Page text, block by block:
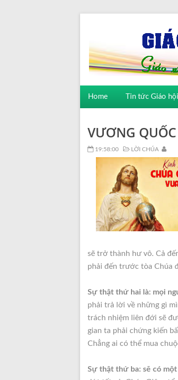
Home Tin tức Giáo hội
VƯƠNG
19:58:00 LỜI CHÚA
sẽ trở thành hư vô. Cả
phải đến trước tòa Chúa
Sự thật thứ hai là: mọi
phải trả lời về những gì
trách nhiệm liên đới sẽ
gian ta phải chứng kiến
Chẳng ai có thể mua
Sự thật thứ ba: sẽ có